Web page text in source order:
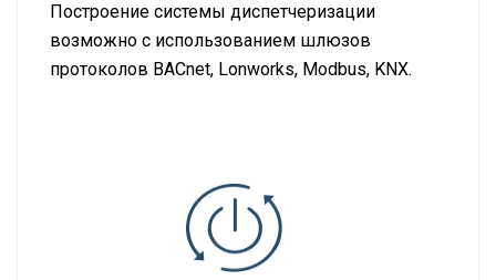
Построение системы диспетчеризации
возможно с использованием шлюзов
протоколов BACnet, Lonworks, Modbus, KNX.